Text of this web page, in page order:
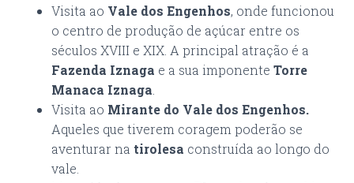
Visita ao Vale dos Engenhos, onde funcionou
o centro de produção de açúcar entre os
séculos XVIII e XIX. A principal atração é a
Fazenda Iznaga e a sua imponente Torre
Manaca Iznaga
Visita ao Mirante do Vale dos Engenhos.
Aqueles que tiverem coragem poderão se
aventurar na tirolesa construída ao longo do
vale.